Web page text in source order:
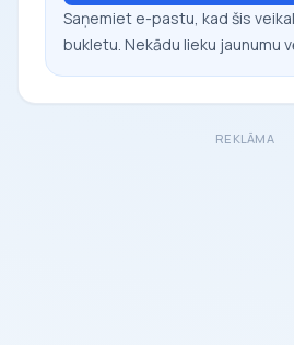
Saņemiet e-pastu, kad šis
bukletu. Nekādu lieku jaunumu
REKLĀMA